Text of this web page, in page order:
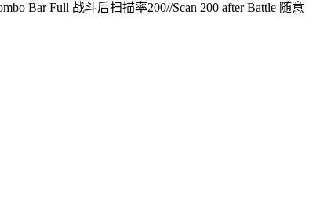
Bar Full 战斗后扫描率200//Scan 200 after Battle 随意